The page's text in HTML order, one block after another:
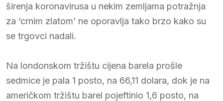
širenja koronavirusa u nekim zemljama potražnja
za ‘crnim zlatom’ ne oporavlja tako brzo kako su
se trgovci nadali.
Na londonskom tržištu cijena barela prošle
sedmice je pala 1 posto, na 66,11 dolara, dok je na
američkom tržištu barel pojeftinio 1,6 posto, na